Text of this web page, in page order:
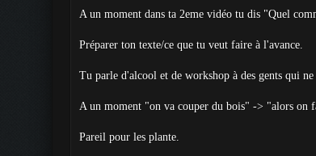
A un moment dans ta 2eme vidéo tu dis "Quel
Préparer ton texte/ce que tu veut faire à l'avance.
Tu parle d'alcool et de workshop à des gents qui
A un moment "on va couper du bois" -> "alors on
Pareil pour les plante.